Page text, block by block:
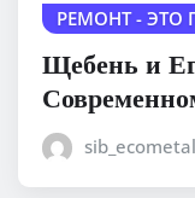
РЕМОНТ - ЭТО
Щебень и
sib_ecometal